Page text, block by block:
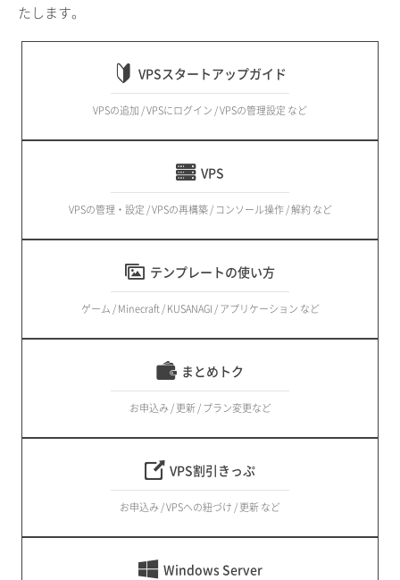
たします。
VPSスタートアップガイド
VPSの追加 / VPSにログイン / VPSの管理設定 など
VPS
VPSの管理・設定 / VPSの再構築 / コンソール操作 / 解約 など
テンプレートの使い方
ゲーム / Minecraft / KUSANAGI / アプリケーション など
まとめトク
お申込み / 更新 / プラン変更など
VPS割引きっぷ
お申込み / VPSへの紐づけ / 更新 など
Windows Server